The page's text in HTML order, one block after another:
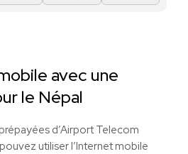
avec une
le Népal
d’Airport Telecom
utiliser l’Internet mobile